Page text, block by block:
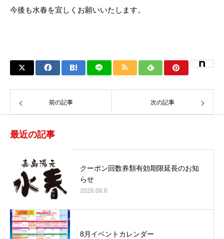
今後も水春を宜しくお願いいたします。
前の記事 次の記事
最近の記事
クーポン回数券類有効期限延長のお知
らせ
2026.08.6
8月イベントカレンダー